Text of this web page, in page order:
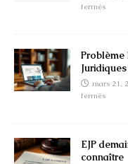
fermés
Problème
mars 21,
fermés
EJP
connaître